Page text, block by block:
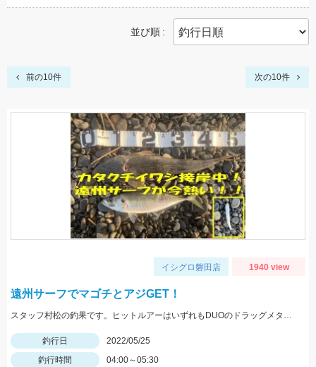
並び順
前の10件 次の10件
イシグロ磐田店 1940 view
遠州サーフでマゴチとアジGET！
スタッフ村松の釣果です。ヒットルアーはいずれもDUOのドラッグメタルキャストショット30gのイワシカラー！
釣行日
2022/05/25
釣行時間
04:00～05:30